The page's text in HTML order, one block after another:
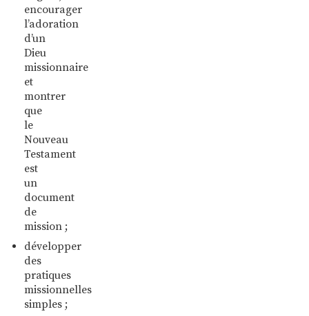
encourager
l’adoration
d’un
Dieu
missionnaire
et
montrer
que
le
Nouveau
Testament
est
un
document
de
mission ;
développer
des
pratiques
missionnelles
simples ;